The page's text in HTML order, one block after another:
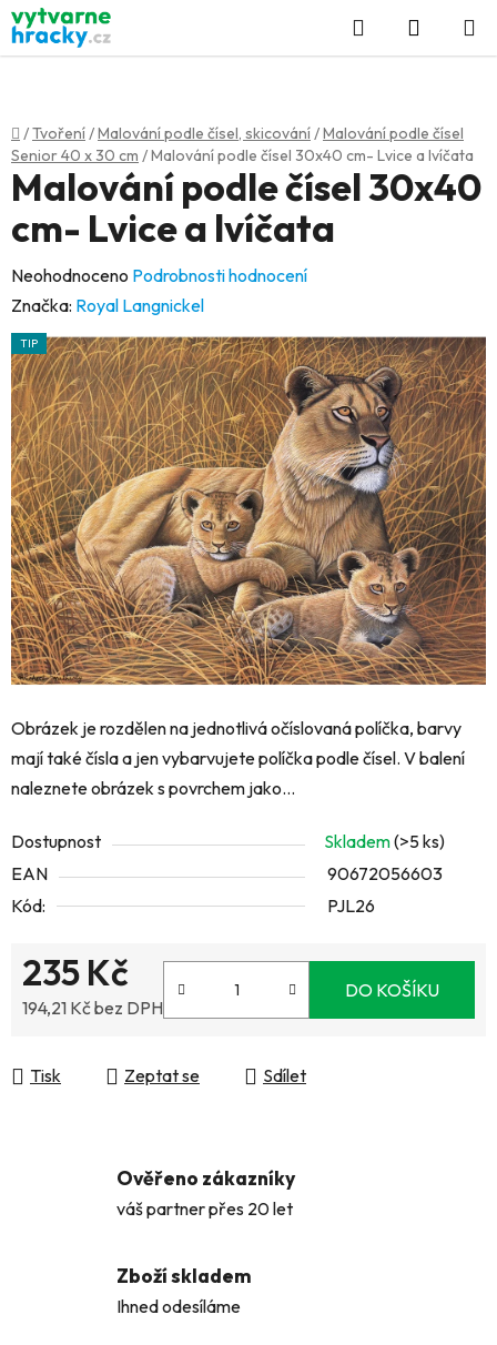
Přejít
na
obsah
Hledat
KOŠÍK
Domů
/Tvoření/Malování podle čísel, skicování/Malování podle čísel
Senior 40 x 30 cm /Malování podle čísel 30x40 cm- Lvice a lvíčata
Obrázek je rozdělen na jednotlivá očíslovaná políčka, barvy
mají také čísla a jen vybarvujete políčka podle čísel. V balení
naleznete obrázek s povrchem jako...
Dostupnost Skladem(>5 ks)
EAN
90672056603
Kód:
PJL26
235 Kč
194,21 Kč bez DPH
DO KOŠÍKU
Tisk Zeptat se Sdílet
Malování podle čísel 30x40
cm- Lvice a lvíčata
Průměrné
hodnocení
produktu
je
0,0
z
5
hvězdiček.
Neohodnoceno Podrobnosti hodnocení
Značka: Royal Langnickel
TIP
Ověřeno zákazníky
váš partner přes 20 let
Zboží skladem
Ihned odesíláme